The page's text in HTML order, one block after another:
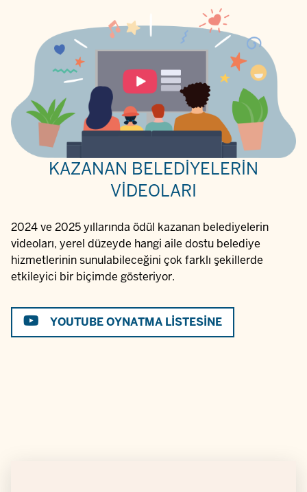
KAZANAN BELEDIYELERIN
VIDEOLARI
2024 ve 2025 yıllarında ödül kazanan belediyelerin
videoları, yerel düzeyde hangi aile dostu belediye
hizmetlerinin sunulabileceğini çok farklı şekillerde
etkileyici bir biçimde gösteriyor.
YOUTUBE OYNATMA LISTESINE